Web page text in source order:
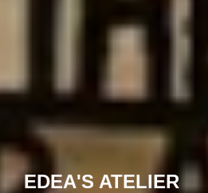
EDEA'S ATELIER